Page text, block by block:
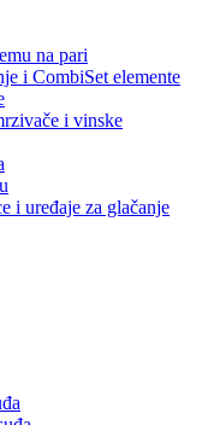
na pari
i CombiSet elemente
i vinske
i uređaje za glačanje